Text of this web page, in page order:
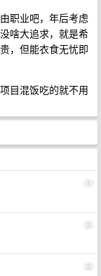
职业吧，年后考虑
啥大追求，就是希
，但能衣食无忧即
目混饭吃的就不用
1
2
3